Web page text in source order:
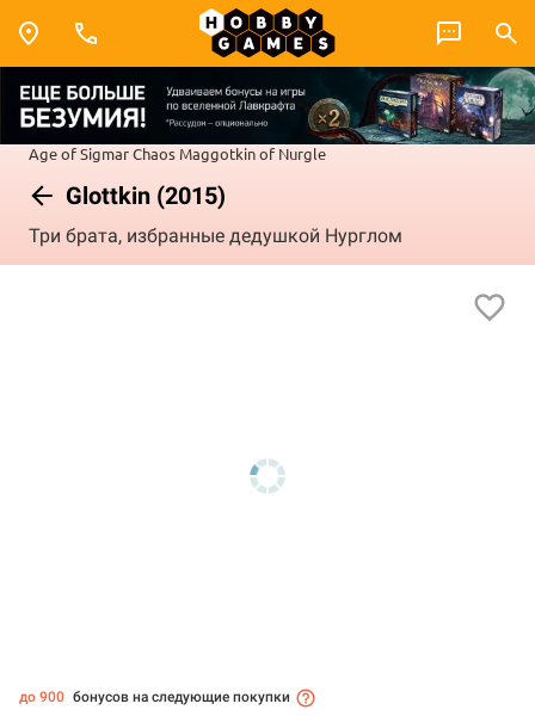
Age of SigmarChaos Maggotkin of Nurgle
Glottkin (2015)
Три брата, избранные дедушкой Нурглом
до 900 бонусов на следующие покупки